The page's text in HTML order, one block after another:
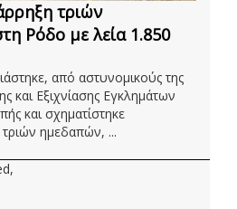
τριών
Ρόδο με λεία 1.850
από αστυνομικούς της
και Εξιχνίασης Εγκλημάτων
και σχηματίστηκε
ημεδαπών, ...